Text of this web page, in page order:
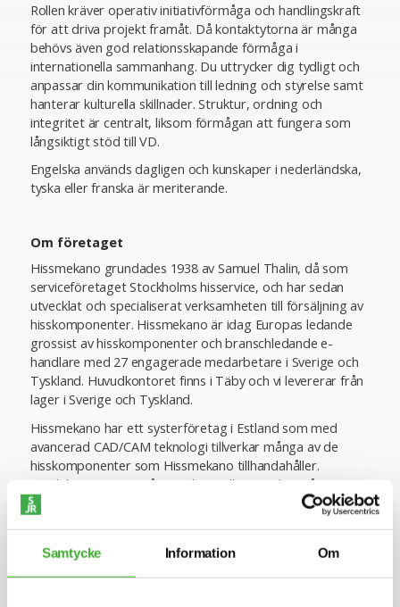
Samtycke Information Om
Rollen kräver operativ initiativförmåga och handlingskraft
för att driva projekt framåt. Då kontaktytorna är många
behövs även god relationsskapande förmåga i
internationella sammanhang. Du uttrycker dig tydligt och
anpassar din kommunikation till ledning och styrelse samt
hanterar kulturella skillnader. Struktur, ordning och
integritet är centralt, liksom förmågan att fungera som
långsiktigt stöd till VD.
Engelska används dagligen och kunskaper i nederländska,
tyska eller franska är meriterande.
Om företaget
Hissmekano grundades 1938 av Samuel Thalin, då som
serviceföretaget Stockholms hisservice, och har sedan
utvecklat och specialiserat verksamheten till försäljning av
hisskomponenter. Hissmekano är idag Europas ledande
grossist av hisskomponenter och branschledande e-
handlare med 27 engagerade medarbetare i Sverige och
Tyskland. Huvudkontoret finns i Täby och vi levererar från
lager i Sverige och Tyskland.
Hissmekano har ett systerföretag i Estland som med
avancerad CAD/CAM teknologi tillverkar många av de
hisskomponenter som Hissmekano tillhandahåller.
Produkter som är svåra att hitta eller som har gått ur
produktion hos andra kan Hissmekano på kort tid
nyproducera i Estland givet ett tillräckligt stort behov på